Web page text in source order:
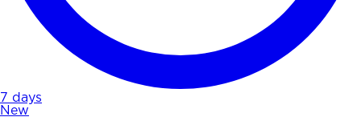
7 days
New